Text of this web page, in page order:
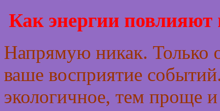
Как энергии
Напрямую никак. Только
ваше восприятие
экологичное, тем проще